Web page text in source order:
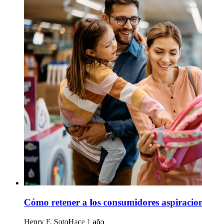
Cómo retener a los consumidores
Henry F. SotoHace 1 año